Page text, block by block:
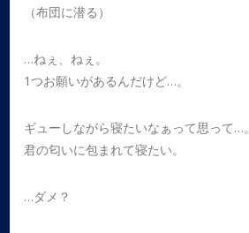
（布団に潜る）
…ねぇ、ねぇ。
1つお願いがあるんだけど…。
ギューしながら寝たいなぁって思って…。
君の匂いに包まれて寝たい。
…ダメ？